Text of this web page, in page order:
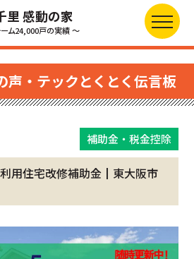
里 感動の家
ーム24,000戸の実績 ～
声・テックとくとく伝言板
補助金・税金控除
用住宅改修補助金┃東大阪市